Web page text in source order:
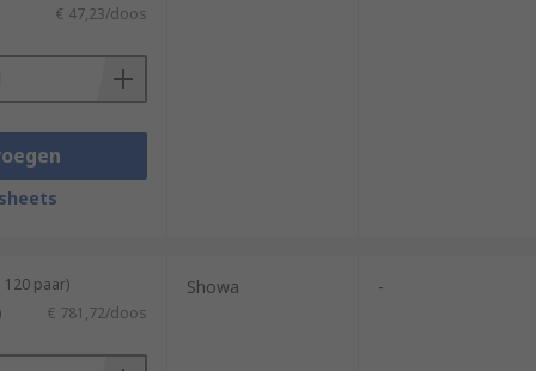
€ 47,23/doos
paar)
€ 781,72/doos
Showa -